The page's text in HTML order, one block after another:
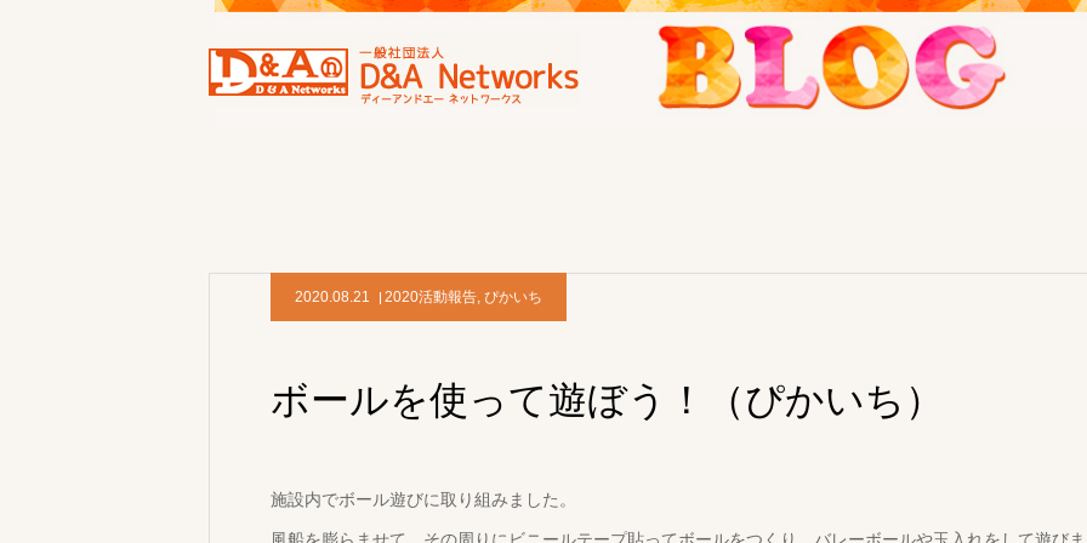
2020.08.21 2020活動報告, ぴかいち
ボールを使って遊ぼう！（ぴかいち）
施設内でボール遊びに取り組みました。